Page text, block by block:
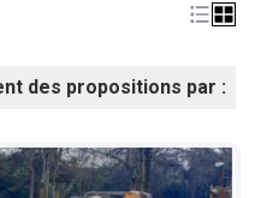
des propositions par :